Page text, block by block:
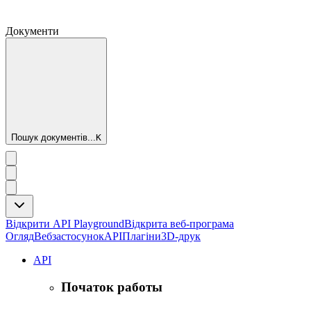
Документи
Пошук документів...K
Відкрити API PlaygroundВідкрита веб-програма
ОглядВебзастосунокAPIПлагіни3D-друк
API
Початок работы